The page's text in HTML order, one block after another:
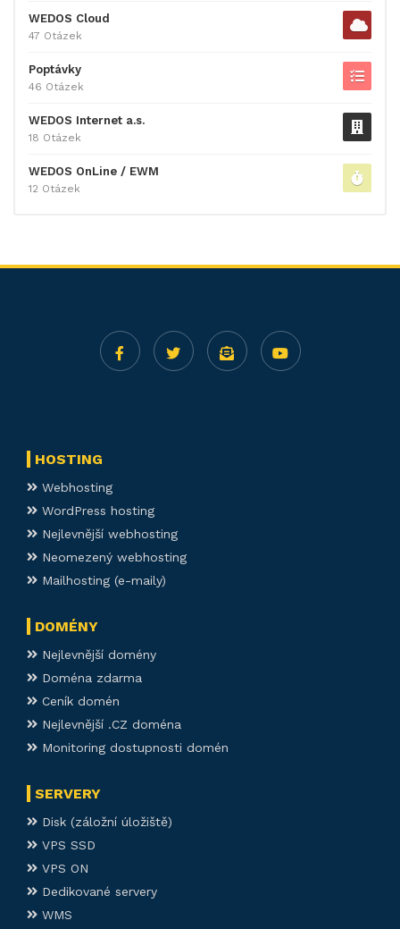
WEDOS Cloud
47 Otázek
Poptávky
46 Otázek
WEDOS Internet a.s.
18 Otázek
WEDOS OnLine / EWM
12 Otázek
HOSTING
Webhosting
WordPress hosting
Nejlevnější webhosting
Neomezený webhosting
Mailhosting (e-maily)
DOMÉNY
Nejlevnější domény
Doména zdarma
Ceník domén
Nejlevnější .CZ doména
Monitoring dostupnosti domén
SERVERY
Disk (záložní úložiště)
VPS SSD
VPS ON
Dedikované servery
WMS